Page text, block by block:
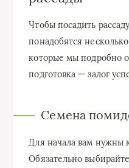
Чтобы посадить
понадобятся
которые мы подробно
подготовка — залог
Семена
Для начала вам нужны
Обязательно